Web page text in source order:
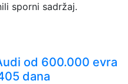
sporni sadržaj.
od 600.000 evra
dana